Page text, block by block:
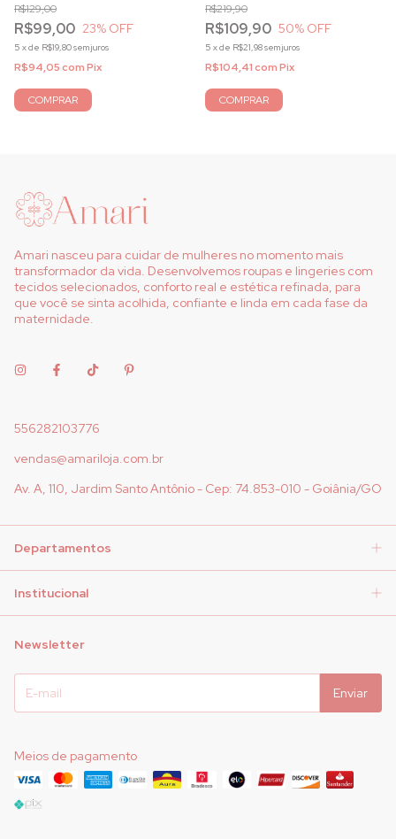
Reforçado
R$99,00
R$129,00
23% OFF
5 xde R$19,80sem juros
R$94,05comPix
COMPRAR
R$109,90
R$219,90
50% OFF
5 xde R$21,98sem juros
R$104,41comPix
COMPRAR
Amari nasceu para cuidar de mulheres no momento mais
transformador da vida. Desenvolvemos roupas e lingeries com
tecidos selecionados, conforto real e estética refinada, para
que você se sinta acolhida, confiante e linda em cada fase da
maternidade.
556282103776
vendas@amariloja.com.br
Av. A, 110, Jardim Santo Antônio - Cep: 74.853-010 - Goiânia/GO
Departamentos
Institucional
Newsletter
Meios de pagamento